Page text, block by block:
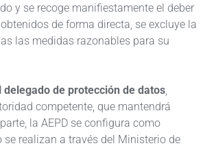
y se recoge manifiestamente el deber
de forma directa, se excluye la
las medidas razonables para su
delegado de protección de datos,
competente, que mantendrá
la AEPD se configura como
realizan a través del Ministerio de